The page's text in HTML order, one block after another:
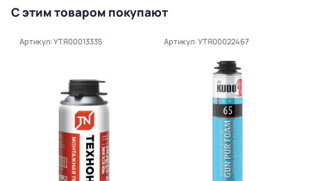
С этим товаром покупают
Артикул: УТЯ00013335 Артикул: УТЯ00022467